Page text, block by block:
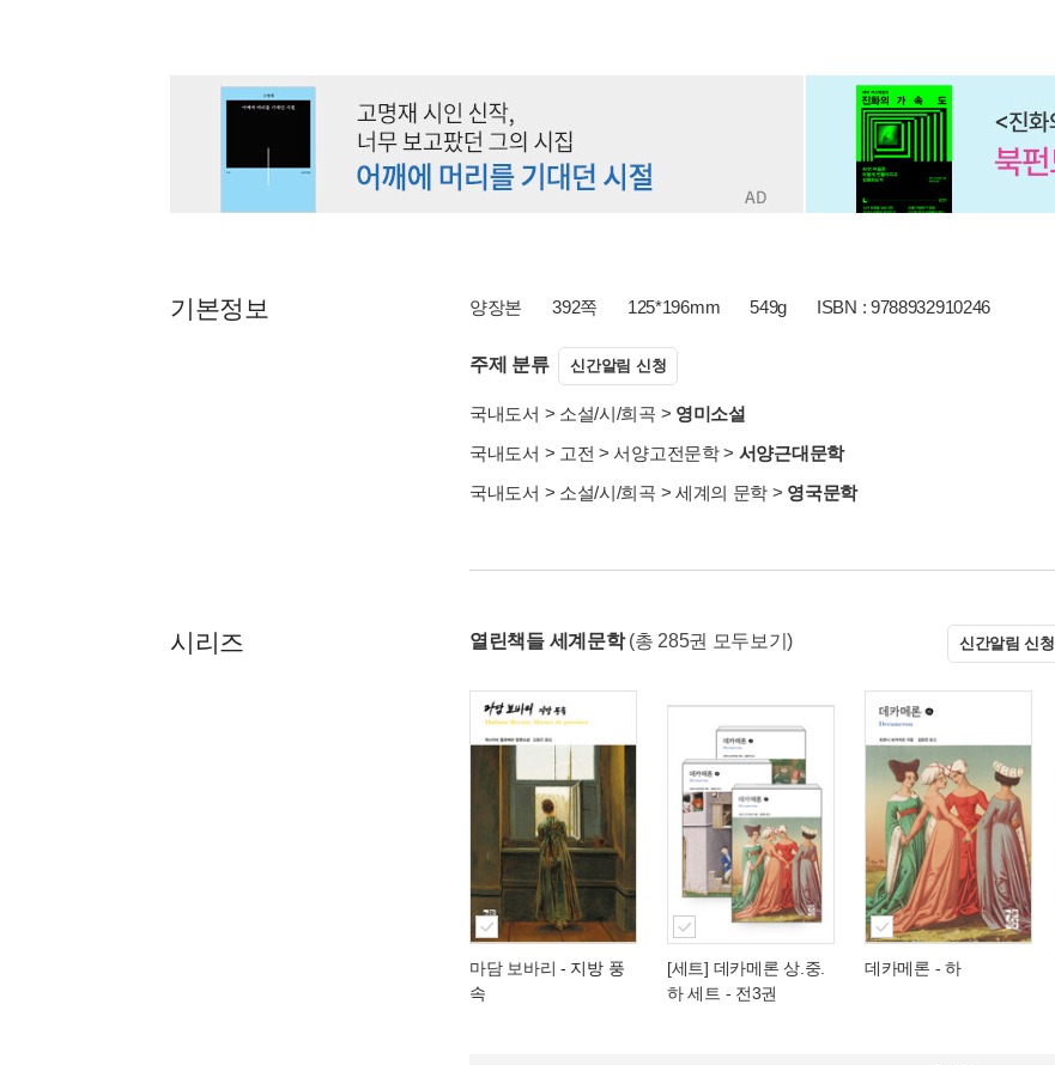
기본정보 양장본 392쪽 125*196mm 549g ISBN : 9788932910246
주제 분류 신간알림 신청
국내도서 > 소설/시/희곡 > 영미소설
국내도서 > 고전 >서양고전문학> 서양근대문학
국내도서 > 소설/시/희곡 > 세계의 문학 > 영국문학
시리즈 열린책들 세계문학 (총 285권 모두보기) 신간알림 신청
마담 보바리 - 지방 풍
속
[세트] 데카메론 상.중.
하 세트 - 전3권
데카메론 - 하